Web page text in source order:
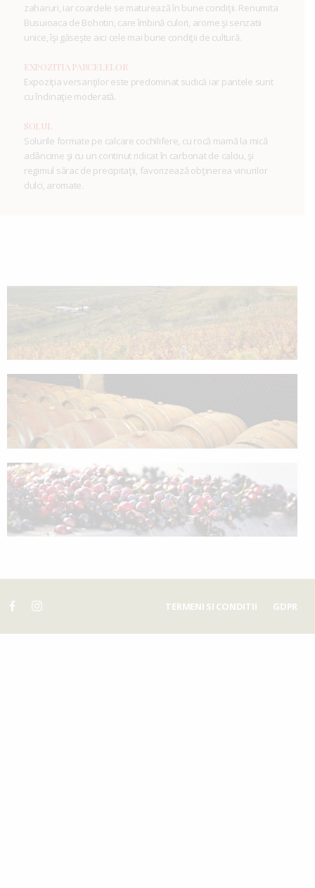
zaharuri, iar coardele se maturează în bune condiţii. Renumita
Busuioaca de Bohotin, care îmbină culori, arome şi senzatii
unice, îşi găseşte aici cele mai bune condiţii de cultură.
EXPOZITIA PARCELELOR
Expoziţia versanţilor este predominat sudică iar pantele sunt
cu înclinaţie moderată.
SOLUL
Solurile formate pe calcare cochilifere, cu rocă mamă la mică
adâncime şi cu un continut ridicat în carbonat de calciu, şi
regimul sărac de precipitaţii, favorizează obţinerea vinurilor
dulci, aromate.
TERMENI SI CONDITII GDPR